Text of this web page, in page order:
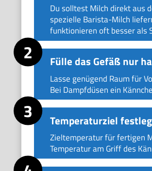
Du solltest Milch direkt aus
spezielle Barista-Milch
funktionieren oft besser als
Fülle das Gefäß nur
Lasse genügend Raum für
Bei Dampfdüsen ein
Temperaturziel
Zieltemperatur für fertigen
Temperatur am Griff des